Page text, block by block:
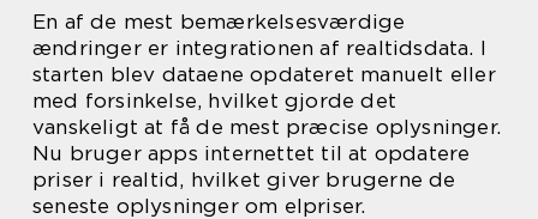
En af de mest bemærkelsesværdige
ændringer er integrationen af realtidsdata. I
starten blev dataene opdateret manuelt eller
med forsinkelse, hvilket gjorde det
vanskeligt at få de mest præcise oplysninger.
Nu bruger apps internettet til at opdatere
priser i realtid, hvilket giver brugerne de
seneste oplysninger om elpriser.